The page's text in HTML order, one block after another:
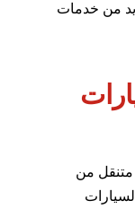
من خدمات
متنقل من